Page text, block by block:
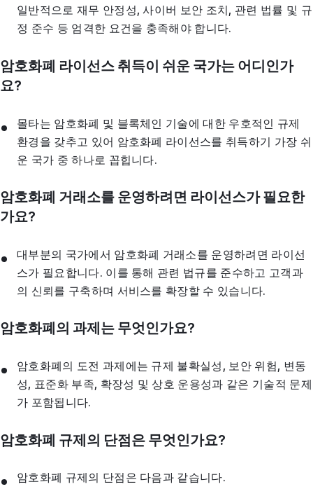
일반적으로 재무 안정성, 사이버 보안 조치, 관련 법률 및 규
정 준수 등 엄격한 요건을 충족해야 합니다.
암호화폐 라이선스 취득이 쉬운 국가는 어디인가
요?
몰타는 암호화폐 및 블록체인 기술에 대한 우호적인 규제
환경을 갖추고 있어 암호화폐 라이선스를 취득하기 가장 쉬
운 국가 중 하나로 꼽힙니다.
암호화폐 거래소를 운영하려면 라이선스가 필요한
가요?
대부분의 국가에서 암호화폐 거래소를 운영하려면 라이선
스가 필요합니다. 이를 통해 관련 법규를 준수하고 고객과
의 신뢰를 구축하며 서비스를 확장할 수 있습니다.
암호화폐의 과제는 무엇인가요?
암호화폐의 도전 과제에는 규제 불확실성, 보안 위험, 변동
성, 표준화 부족, 확장성 및 상호 운용성과 같은 기술적 문제
가 포함됩니다.
암호화폐 규제의 단점은 무엇인가요?
암호화폐 규제의 단점은 다음과 같습니다.